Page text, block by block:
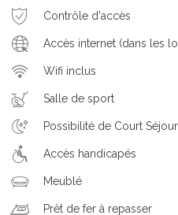
Contrôle d'accès
Accès internet (dans les
Wifi inclus
Salle de sport
Possibilité de Court Séjour
Accès handicapés
Meublé
Prêt de fer à repasser